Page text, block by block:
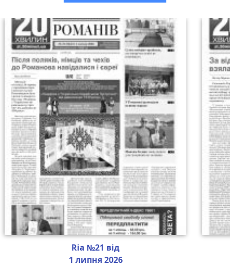
Ria №21 від
1 липня 2026